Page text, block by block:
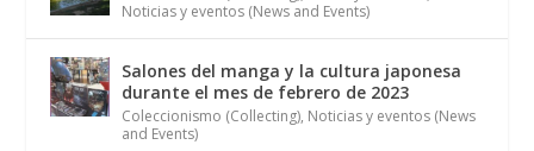
Noticias y eventos (News and Events)
Salones del manga y la cultura japonesa
durante el mes de febrero de 2023
Coleccionismo (Collecting), Noticias y eventos (News
and Events)